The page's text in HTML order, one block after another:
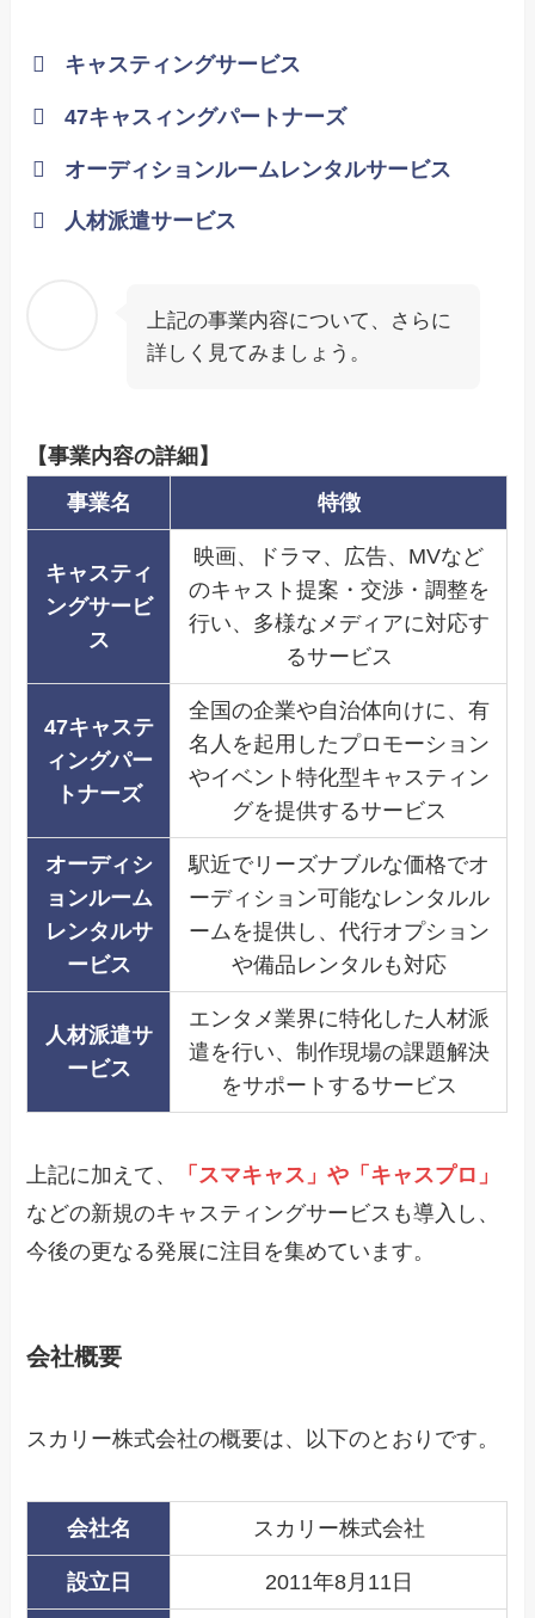
キャスティングサービス
47キャスィングパートナーズ
オーディションルームレンタルサービス
人材派遣サービス
上記の事業内容について、さらに
詳しく見てみましょう。
【事業内容の詳細】
事業名
特徴
キャスティ
ングサービ
ス
映画、ドラマ、広告、MVなど
のキャスト提案・交渉・調整を
行い、多様なメディアに対応す
るサービス
47キャステ
ィングパー
トナーズ
全国の企業や自治体向けに、有
名人を起用したプロモーション
やイベント特化型キャスティン
グを提供するサービス
オーディシ
ョンルーム
レンタルサ
ービス
駅近でリーズナブルな価格でオ
ーディション可能なレンタルル
ームを提供し、代行オプション
や備品レンタルも対応
人材派遣サ
ービス
エンタメ業界に特化した人材派
遣を行い、制作現場の課題解決
をサポートするサービス
上記に加えて、
「スマキャス」や「キャスプロ」
などの新規のキャスティングサービスも導入し、
今後の更なる発展に注目を集めています。
会社概要
スカリー株式会社の概要は、以下のとおりです。
会社名 スカリー株式会社
設立日 2011年8月11日